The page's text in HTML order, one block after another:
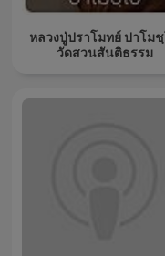
หลวงปู่ปราโมทย์ ปาโม
วัดสวนสันติธรรม